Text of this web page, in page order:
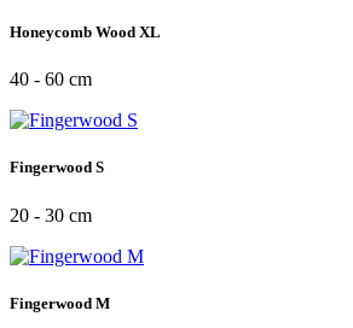
Honeycomb Wood XL
40 - 60 cm
Fingerwood S
20 - 30 cm
Fingerwood M